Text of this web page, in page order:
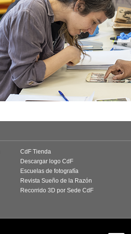
CdF Tienda
Descargar logo CdF
Escuelas de fotografía
Revista Sueño de la Razón
Recorrido 3D por Sede CdF